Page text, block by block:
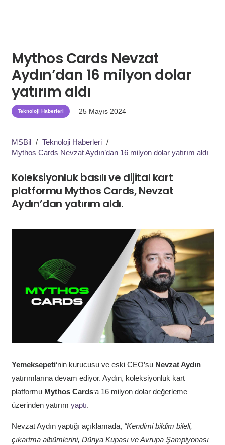
Mythos Cards Nevzat
Aydın’dan 16 milyon dolar
yatırım aldı
Teknoloji Haberleri 25 Mayıs 2024
MSBil / Teknoloji Haberleri /
Mythos Cards Nevzat Aydın’dan 16 milyon dolar yatırım aldı
Koleksiyonluk basılı ve dijital kart
platformu Mythos Cards, Nevzat
Aydın’dan yatırım aldı.
Yemeksepeti‘nin kurucusu ve eski CEO’su Nevzat Aydın
yatırımlarına devam ediyor. Aydın, koleksiyonluk kart
platformu Mythos Cards‘a 16 milyon dolar değerleme
üzerinden yatırım yaptı.
Nevzat Aydın yaptığı açıklamada, “Kendimi bildim bileli,
çıkartma albümlerini, Dünya Kupası ve Avrupa Şampiyonası